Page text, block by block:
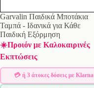
Garvalin Παιδικά Μποτάκια
Ταμπά - Ιδανικά για Κάθε
Παιδική Εξόρμηση
☀️Προιόν με Καλοκαιρινές
Εκπτώσεις
💳 ή 3 άτοκες δόσεις με Klarna